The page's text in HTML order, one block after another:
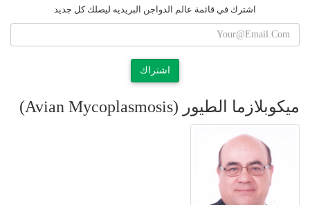
اشترك في قائمة عالم الدواجن البريديه ليصلك كل جديد
اشتراك
ميكوبلازما الطيور (Avian Mycoplasmosis)